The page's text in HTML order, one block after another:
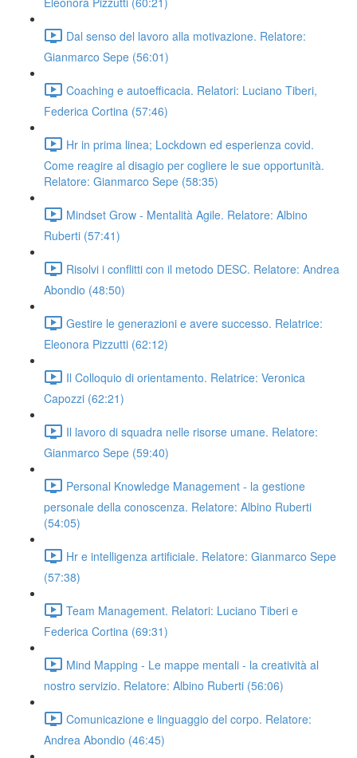
Dal senso del lavoro alla motivazione. Relatore:
Gianmarco Sepe (56:01)
Coaching e autoefficacia. Relatori: Luciano Tiberi,
Federica Cortina (57:46)
Hr in prima linea; Lockdown ed esperienza covid.
Come reagire al disagio per cogliere le sue opportunità.
Relatore: Gianmarco Sepe (58:35)
Mindset Grow - Mentalità Agile. Relatore: Albino
Ruberti (57:41)
Risolvi i conflitti con il metodo DESC. Relatore: Andrea
Abondio (48:50)
Gestire le generazioni e avere successo. Relatrice:
Eleonora Pizzutti (62:12)
Il Colloquio di orientamento. Relatrice: Veronica
Capozzi (62:21)
Il lavoro di squadra nelle risorse umane. Relatore:
Gianmarco Sepe (59:40)
Personal Knowledge Management - la gestione
personale della conoscenza. Relatore: Albino Ruberti
(54:05)
Hr e intelligenza artificiale. Relatore: Gianmarco Sepe
(57:38)
Team Management. Relatori: Luciano Tiberi e
Federica Cortina (69:31)
Mind Mapping - Le mappe mentali - la creatività al
nostro servizio. Relatore: Albino Ruberti (56:06)
Comunicazione e linguaggio del corpo. Relatore:
Andrea Abondio (46:45)